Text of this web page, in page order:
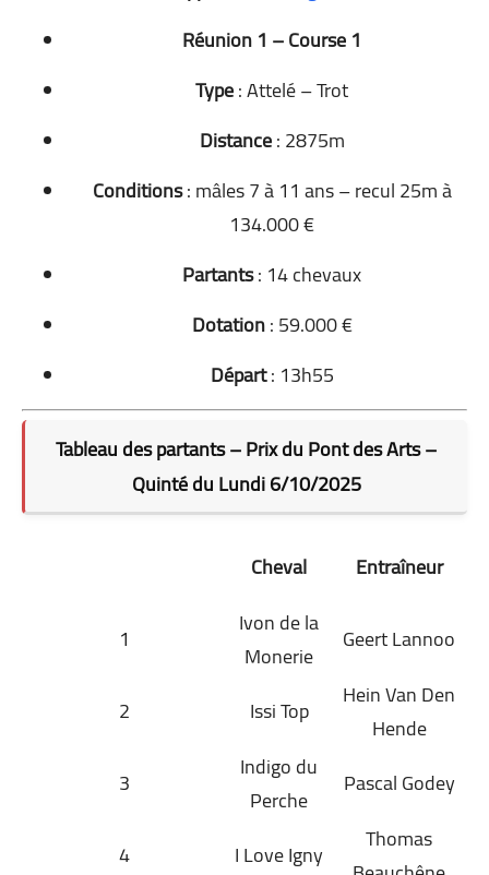
Réunion 1 – Course 1
Type: Attelé – Trot
Distance: 2875m
Conditions: mâles 7 à 11 ans – recul 25m à
134.000 €
Partants: 14 chevaux
Dotation: 59.000 €
Départ: 13h55
Tableau des partants – Prix du Pont des Arts –
Quinté du Lundi 6/10/2025
Cheval
Entraîneur
1
Ivon de la
Monerie
Geert Lannoo
2
Issi Top
Hein Van Den
Hende
3
Indigo du
Perche
Pascal Godey
4
I Love Igny
Thomas